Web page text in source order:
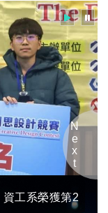
工系榮獲第2
Next